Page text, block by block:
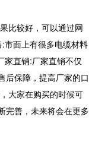
比较好，可以通过网
:市面上有很多电缆材料
家直销:厂家直销不仅
后保障，提高厂家的口
大家在购买的时候可
完善，未来将会在更多